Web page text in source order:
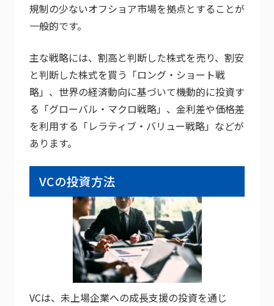
規制の少ないオフショア市場を拠点とすることが
一般的です。
主な戦略には、割高と判断した株式を売り、割安
と判断した株式を買う「ロング・ショート戦
略」、世界の経済動向に基づいて機動的に投資す
る「グローバル・マクロ戦略」、金利差や価格差
を利用する「レラティブ・バリュー戦略」などが
あります。
VCの投資方法
VCは、未上場企業への成長支援の投資を通じ